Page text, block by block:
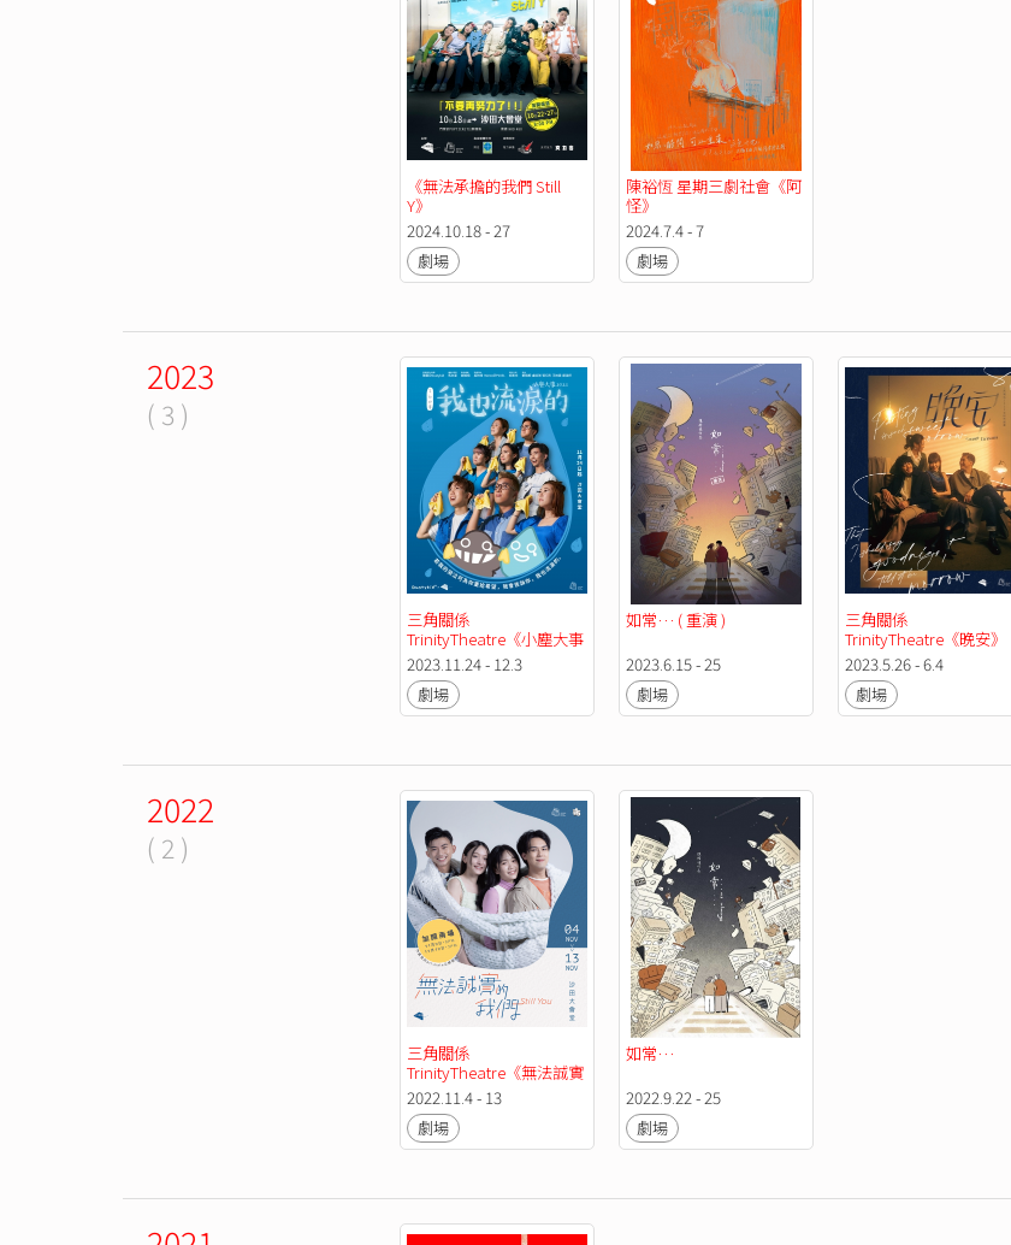
《無法承擔的我們 Still
Y》
2024.10.18 - 27
劇場
陳裕恆 星期三劇社會《阿
怪》
2024.7.4 - 7
劇場
2023
( 3 )
三角關係
TrinityTheatre《小塵大事
2023 我也流淚的》
Dustykid on stage 2023
2023.11.24 - 12.3
劇場
如常… ( 重演 )
2023.6.15 - 25
劇場
三角關係
TrinityTheatre《晚安》
Sweet Dreams
2023.5.26 - 6.4
劇場
2022
( 2 )
三角關係
TrinityTheatre《無法誠實
的我們 Still You》
2022.11.4 - 13
劇場
如常…
2022.9.22 - 25
劇場